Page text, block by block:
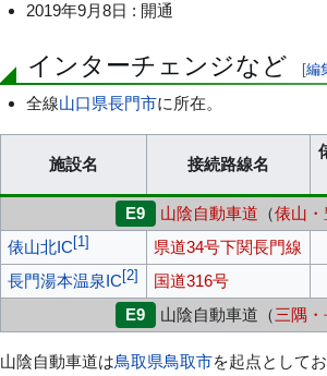
2019年9月8日 : 開通
インターチェンジなど [編
全線山口県長門市に所在。
施設名 接続路線名
E9 山陰自動車道 （俵山
俵山北IC [1] 県道34号下関長門線
長門湯本温泉IC [2] 国道316号
E9
山陰自動車道（三隅
山陰自動車道は鳥取県鳥取市を起点として